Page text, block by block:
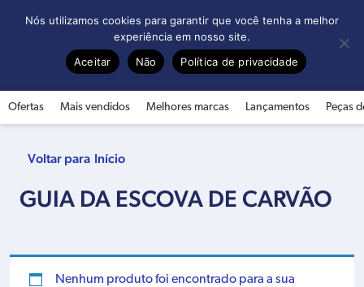
Ofertas Mais vendidos Melhores marcas Lançamentos Peças
Início
GUIA DA ESCOVA DE CARVÃO
Nenhum produto foi encontrado para a sua
Nós utilizamos cookies para garantir que você tenha a melhor
experiência em nosso site.
Aceitar
Não Política de privacidade